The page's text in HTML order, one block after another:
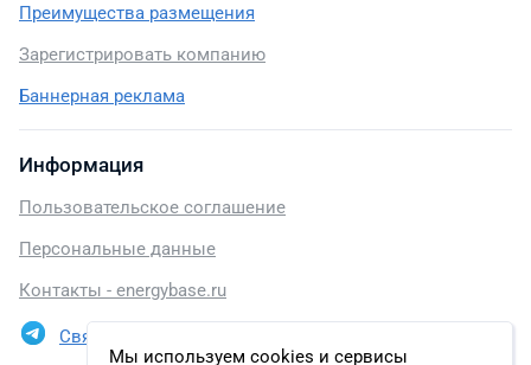
Мы используем cookies и сервисы
Преимущества размещения
Зарегистрировать компанию
Баннерная реклама
Информация
Пользовательское соглашение
Персональные данные
Контакты - energybase.ru
Связаться в Telegram